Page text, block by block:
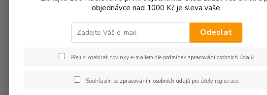
Teflonový ubrus 100x100cm -
Jsme
objednávce nad 1000 Kč je sleva vaše.
Odeslat
Přeji si odebírat novinky e-mailem dle podmínek zpracování osobních údajů.
Souhlasím se zpracováním osobních údajůpro účely registrace.